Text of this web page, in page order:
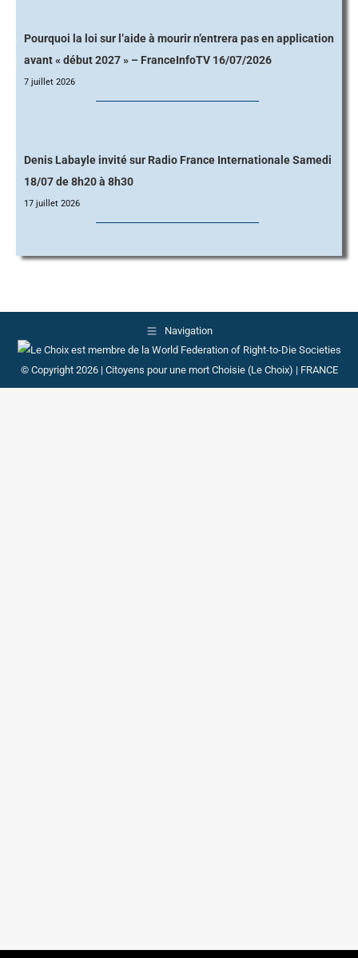
Pourquoi la loi sur l’aide à mourir n’entrera pas en application
avant « début 2027 » – FranceInfoTV 16/07/2026
7 juillet 2026
Denis Labayle invité sur Radio France Internationale Samedi
18/07 de 8h20 à 8h30
17 juillet 2026
Navigation
© Copyright 2026 | Citoyens pour une mort Choisie (Le Choix) | FRANCE